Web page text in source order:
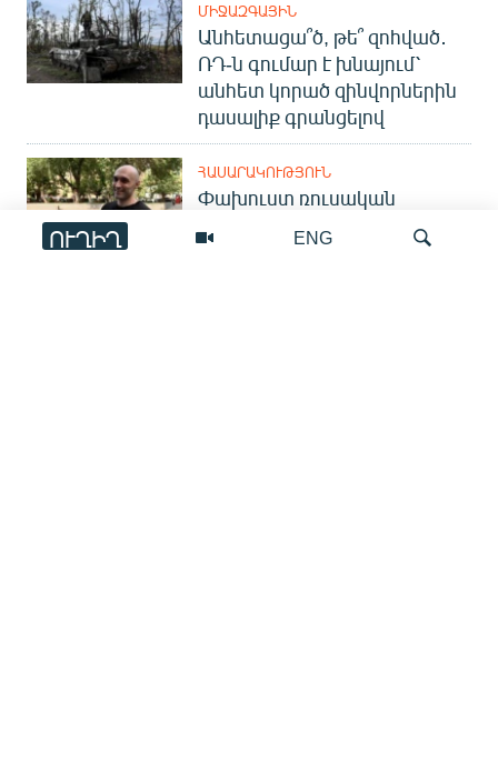
«Ազատության» բոլոր կայքերը
ENG
ՈՒՂԻՂ
ՄԻՋԱԶԳԱՅԻՆ
Անհետացա՞ծ, թե՞ զոհված․
ՌԴ-ն գումար է խնայում՝
անհետ կորած զինվորներին
դասալիք գրանցելով
ՀԱՍԱՐԱԿՈՒԹՅՈՒՆ
Փախուստ ռուսական
զորամասից. ինչու է ռուսների
հոսքը Հայաստան կրկին